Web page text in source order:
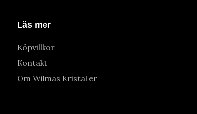
Läs mer
Köpvillkor
Kontakt
Om Wilmas Kristaller